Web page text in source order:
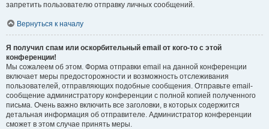
запретить пользователю отправку личных сообщений.
Вернуться к началу
Я получил спам или оскорбительный email от кого-то с этой
конференции!
Мы сожалеем об этом. Форма отправки email на данной конференции
включает меры предосторожности и возможность отслеживания
пользователей, отправляющих подобные сообщения. Отправьте email-
сообщение администратору конференции с полной копией полученного
письма. Очень важно включить все заголовки, в которых содержится
детальная информация об отправителе. Администратор конференции
сможет в этом случае принять меры.